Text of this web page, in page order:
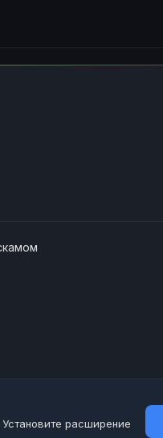
расширение